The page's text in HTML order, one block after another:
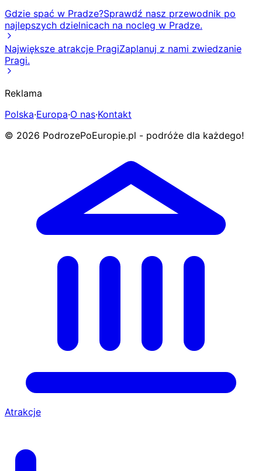
Gdzie spać w Pradze?Sprawdź nasz przewodnik po
najlepszych dzielnicach na nocleg w Pradze.
Największe atrakcje PragiZaplanuj z nami zwiedzanie
Pragi.
Reklama
Polska·Europa·O nas·Kontakt
© 2026 PodrozePoEuropie.pl - podróże dla każdego!
Atrakcje